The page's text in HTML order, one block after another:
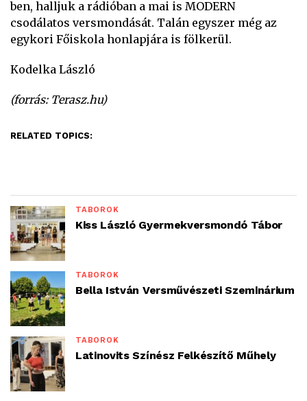
ben, halljuk a rádióban a mai is MODERN
csodálatos versmondását. Talán egyszer még az
egykori Főiskola honlapjára is fölkerül.
Kodelka László
(forrás: Terasz.hu)
RELATED TOPICS:
TÁBOROK
Kiss László Gyermekversmondó Tábor
TÁBOROK
Bella István Versművészeti Szeminárium
TÁBOROK
Latinovits Színész Felkészítő Műhely